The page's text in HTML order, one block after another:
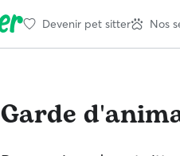
Devenir pet sitter Nos
Garde